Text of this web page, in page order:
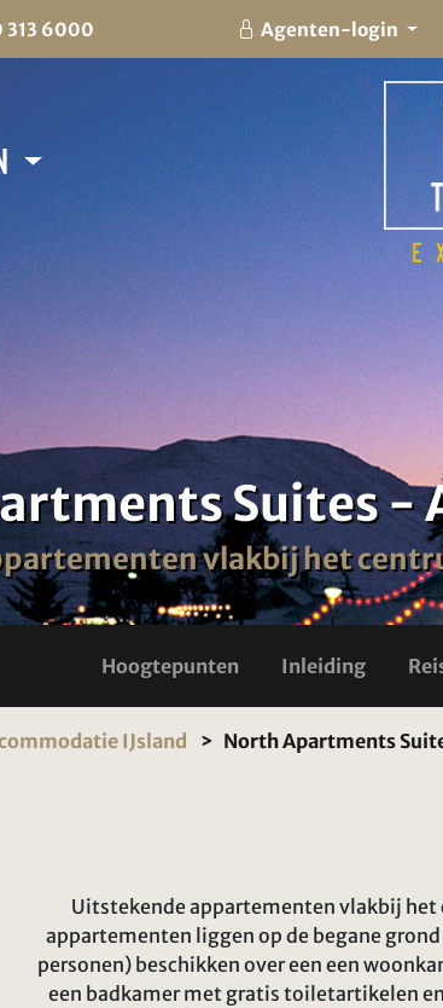
313 6000 Agenten-login
Suites -
vlakbij het
Hoogtepunten Inleiding
IJsland North Apartments
Uitstekende appartementen vlakbij het
appartementen liggen op de begane
personen) beschikken over een een
een badkamer met gratis toiletartikelen